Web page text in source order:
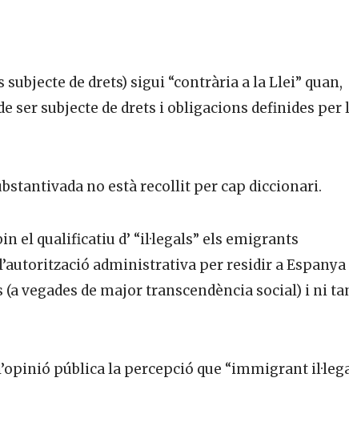
de drets) sigui “contrària a la Llei” quan,
ser subjecte de drets i obligacions definides per
no està recollit per cap diccionari.
el qualificatiu d’ “il·legals” els emigrants
administrativa per residir a
vegades de major transcendència social) i ni
pública la percepció que “immigrant